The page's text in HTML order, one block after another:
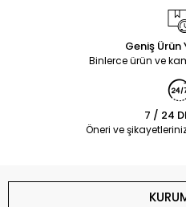
Geniş
Binlerce ürün ve
7 / 24
Öneri ve